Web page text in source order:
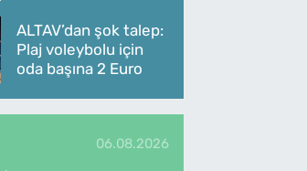
ALTAV’dan şok talep:
Plaj voleybolu için
oda başına 2 Euro
06.08.2026